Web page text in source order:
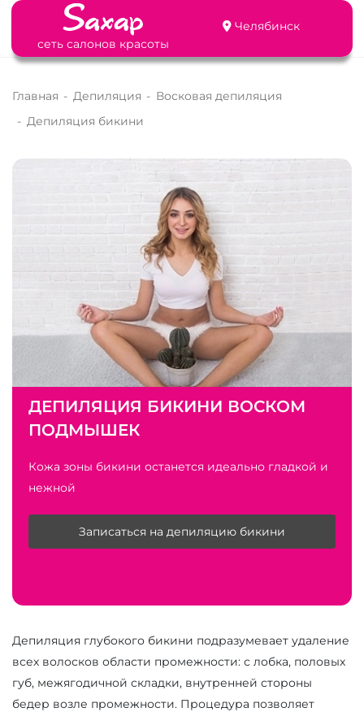
сеть салонов красоты
Челябинск
Главная - Депиляция - Восковая депиляция
- Депиляция бикини
ДЕПИЛЯЦИЯ БИКИНИ ВОСКОМ
ПОДМЫШЕК
Кожа зоны бикини останется идеально гладкой и
нежной
Записаться на депиляцию бикини
Депиляция глубокого бикини подразумевает удаление
всех волосков области промежности: с лобка, половых
губ, межягодичной складки, внутренней стороны
бедер возле промежности. Процедура позволяет